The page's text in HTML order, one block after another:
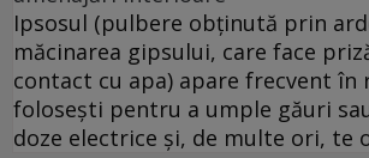
Ipsosul (pulbere obținută prin
măcinarea gipsului, care face
contact cu apa) apare frecvent în
folosești pentru a umple găuri
doze electrice și, de multe ori, te